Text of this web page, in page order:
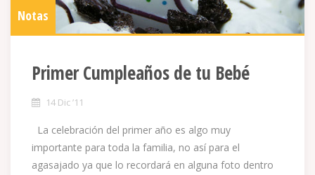
Notas
Primer Cumpleaños de tu Bebé
14 Dic ’11
La celebración del primer año es algo muy
importante para toda la familia, no así para el
agasajado ya que lo recordará en alguna foto dentro